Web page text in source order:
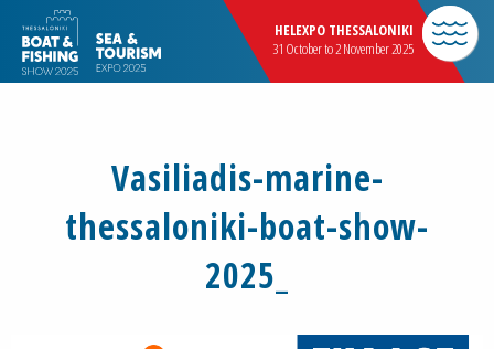
HELEXPO THESSALONIKI
31 October to 2 November 2025
Vasiliadis-marine-
thessaloniki-boat-show-
2025_